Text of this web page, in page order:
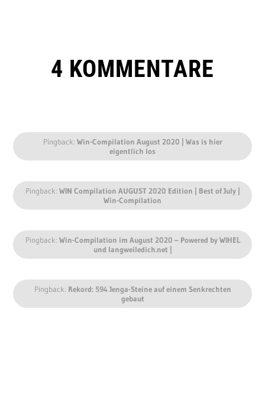
4 KOMMENTARE
Pingback: Win-Compilation August 2020 | Was is hier
eigentlich los
Pingback: WIN Compilation AUGUST 2020 Edition | Best of July |
Win-Compilation
Pingback: Win-Compilation im August 2020 – Powered by WIHEL
und langweiledich.net |
Pingback: Rekord: 594 Jenga-Steine auf einem Senkrechten
gebaut